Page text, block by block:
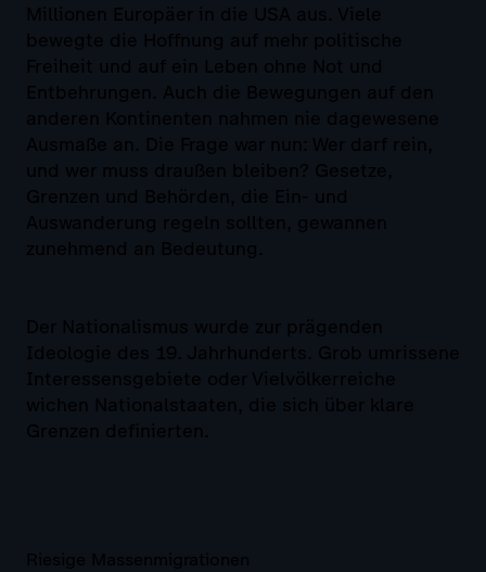
Millionen Europäer in die USA aus. Viele
bewegte die Hoffnung auf mehr politische
Freiheit und auf ein Leben ohne Not und
Entbehrungen. Auch die Bewegungen auf den
anderen Kontinenten nahmen nie dagewesene
Ausmaße an. Die Frage war nun: Wer darf rein,
und wer muss draußen bleiben? Gesetze,
Grenzen und Behörden, die Ein- und
Auswanderung regeln sollten, gewannen
zunehmend an Bedeutung.
Der Nationalismus wurde zur prägenden
Ideologie des 19. Jahrhunderts. Grob umrissene
Interessensgebiete oder Vielvölkerreiche
wichen Nationalstaaten, die sich über klare
Grenzen definierten.
Riesige Massenmigrationen